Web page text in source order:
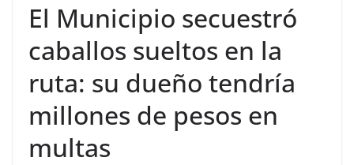
El Municipio secuestró
caballos sueltos en la
ruta: su dueño tendría
millones de pesos en
multas